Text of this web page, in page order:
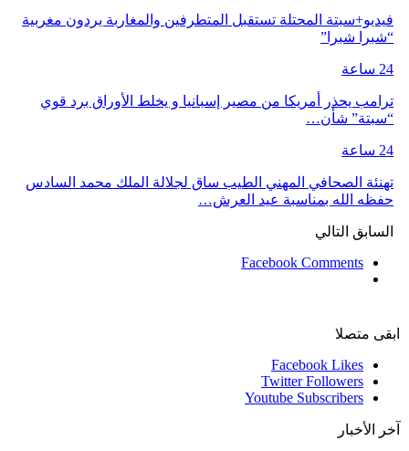
فيديو+سبتة المحتلة تستقبل المتطرفين والمغاربة يردون مغربية
“شبرا شبرا”
24 ساعة
ترامب يحذر أمريكا من مصير إسبانيا و يخلط الأوراق برد قوي
“سبتة” شأن…
24 ساعة
تهنئة الصحافي المهني الطيب ساق لجلالة الملك محمد السادس
حفظه الله بمناسبة عيد العرش…
السابق التالي
Facebook Comments
ابقى متصلا
Facebook Likes
Twitter Followers
Youtube Subscribers
آخر الأخبار